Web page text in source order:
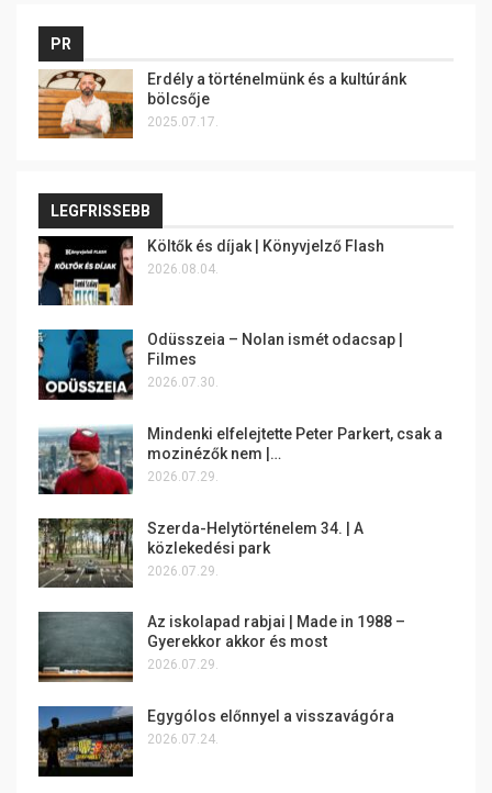
PR
Erdély a történelmünk és a kultúránk
bölcsője
2025.07.17.
LEGFRISSEBB
Költők és díjak | Könyvjelző Flash
2026.08.04.
Odüsszeia – Nolan ismét odacsap |
Filmes
2026.07.30.
Mindenki elfelejtette Peter Parkert, csak a
mozinézők nem |…
2026.07.29.
Szerda-Helytörténelem 34. | A
közlekedési park
2026.07.29.
Az iskolapad rabjai | Made in 1988 –
Gyerekkor akkor és most
2026.07.29.
Egygólos előnnyel a visszavágóra
2026.07.24.